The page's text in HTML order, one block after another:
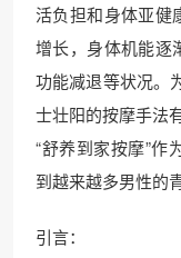
活负担和身体亚健
增长，身体机能逐
功能减退等状况。
士壮阳的按摩手法
“舒养到家按摩”作
到越来越多男性的青
引言：